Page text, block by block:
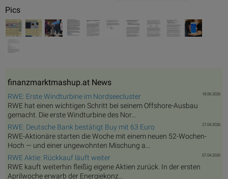
Pics
finanzmarktmashup.at News
18.06.2026
RWE: Erste Windturbine im Nordseecluster
RWE hat einen wichtigen Schritt bei seinem Offshore-Ausbau
gemacht. Die erste Windturbine des Nor...
27.04.2026
RWE: Deutsche Bank bestätigt Buy mit 63 Euro
RWE-Aktionäre starten die Woche mit einem neuen 52-Wochen-
Hoch — und einer ungewohnten Mischung a...
07.04.2026
RWE Aktie: Rückkauf läuft weiter
RWE kauft weiterhin fleißig eigene Aktien zurück. In der ersten
Aprilwoche erwarb der Energiekonz...